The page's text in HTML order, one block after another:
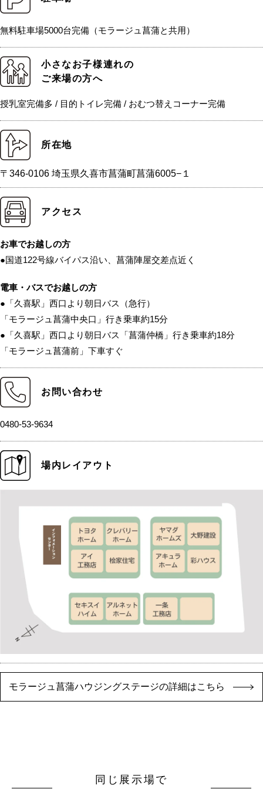
無料駐車場5000台完備（モラージュ菖蒲と共用）
小さなお子様連れの
ご来場の方へ
授乳室完備多 / 目的トイレ完備 / おむつ替えコーナー完備
所在地
〒346-0106 埼玉県久喜市菖蒲町菖蒲6005−１
アクセス
お車でお越しの方
●国道122号線バイパス沿い、菖蒲陣屋交差点近く
電車・バスでお越しの方
●「久喜駅」西口より朝日バス（急行）
「モラージュ菖蒲中央口」行き乗車約15分
●「久喜駅」西口より朝日バス「菖蒲仲橋」行き乗車約18分
「モラージュ菖蒲前」下車すぐ
お問い合わせ
0480-53-9634
場内レイアウト
モラージュ菖蒲ハウジングステージの詳細はこちら
同じ展示場で